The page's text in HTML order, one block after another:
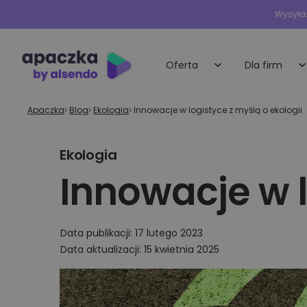
Oferta
Przesyłki międzynarodowe
Wysyłka palet
Wysyłaj najbardziej wymagające ładunki
Przesyłki ekspresowe
Dla firm
E-sklepy
Dedykowane
platformy
Apaczka» Blog» Ekologia» Innowacje w logistyce z myślą o ekologii
Ekologia
Innowacje w
Data publikacji: 17 lutego 2023
Data aktualizacji: 15 kwietnia 2025